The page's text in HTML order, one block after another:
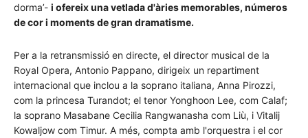
dorma’- i ofereix una vetlada d'àries memorables, números
de cor i moments de gran dramatisme.
Per a la retransmissió en directe, el director musical de la
Royal Opera, Antonio Pappano, dirigeix un repartiment
internacional que inclou a la soprano italiana, Anna Pirozzi,
com la princesa Turandot; el tenor Yonghoon Lee, com Calaf;
la soprano Masabane Cecilia Rangwanasha com Liù, i Vitalij
Kowaljow com Timur. A més, compta amb l'orquestra i el cor